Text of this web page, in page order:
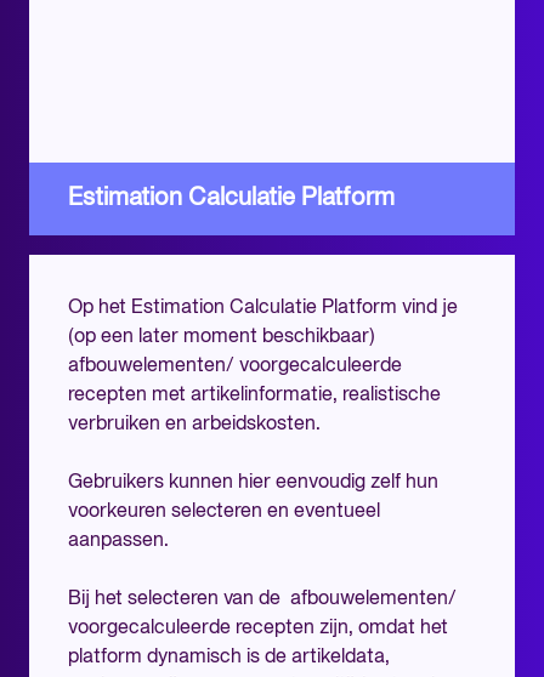
Estimation Calculatie Platform
Op het Estimation Calculatie Platform vind je
(op een later moment beschikbaar)
afbouwelementen/ voorgecalculeerde
recepten met artikelinformatie, realistische
verbruiken en arbeidskosten.
Gebruikers kunnen hier eenvoudig zelf hun
voorkeuren selecteren en eventueel
aanpassen.
Bij het selecteren van de afbouwelementen/
voorgecalculeerde recepten zijn, omdat het
platform dynamisch is de artikeldata,